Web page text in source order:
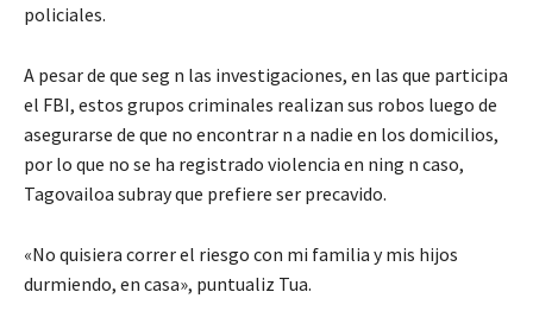
policiales.
A pesar de que seg n las investigaciones, en las que participa
el FBI, estos grupos criminales realizan sus robos luego de
asegurarse de que no encontrar n a nadie en los domicilios,
por lo que no se ha registrado violencia en ning n caso,
Tagovailoa subray que prefiere ser precavido.
«No quisiera correr el riesgo con mi familia y mis hijos
durmiendo, en casa», puntualiz Tua.